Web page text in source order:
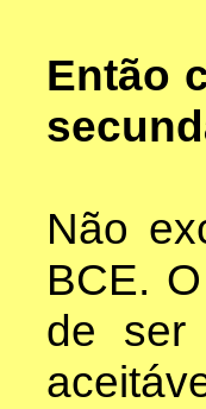
Então
Não
BCE.
de ser